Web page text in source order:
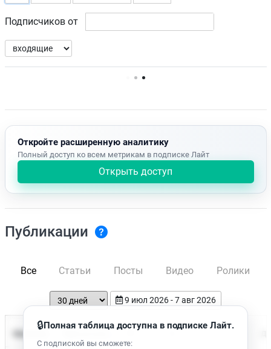
Подписчиков от
Нет доступных упоминаний.
Откройте расширенную аналитику
Полный доступ ко всем метрикам в подписке Лайт
Открыть доступ
Публикации
Все Статьи Посты Видео Ролики
9 июл 2026 - 7 авг 2026
Время чтения
🔒Полная таблица доступна в подписке Лайт.
С подпиской вы сможете: